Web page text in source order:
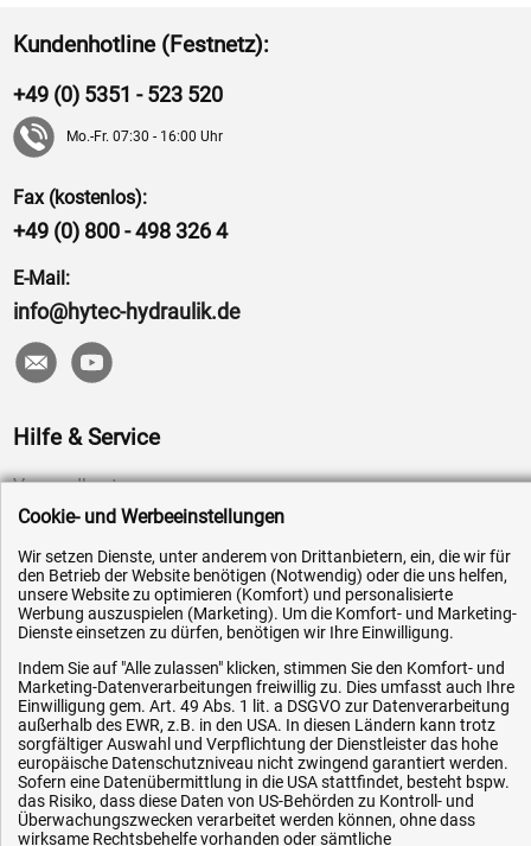
Kundenhotline (Festnetz):
+49 (0) 5351 - 523 520
Mo.-Fr. 07:30 - 16:00 Uhr
Fax (kostenlos):
+49 (0) 800 - 498 326 4
E-Mail:
info@hytec-hydraulik.de
Hilfe & Service
Versandkosten
Zahlungsarten
Service
AGB / Widerrufsrecht
Datenschutz
Impressum
Karriere
OEM-Ersatzteile
Technik-Hilfe
Downloads
Kontakt
Cookie- und Werbeeinstellungen
Wir setzen Dienste, unter anderem von Drittanbietern, ein, die wir für
den Betrieb der Website benötigen (Notwendig) oder die uns helfen,
unsere Website zu optimieren (Komfort) und personalisierte
Werbung auszuspielen (Marketing). Um die Komfort- und Marketing-
Dienste einsetzen zu dürfen, benötigen wir Ihre Einwilligung.
Indem Sie auf "Alle zulassen" klicken, stimmen Sie den Komfort- und
Marketing-Datenverarbeitungen freiwillig zu. Dies umfasst auch Ihre
Einwilligung gem. Art. 49 Abs. 1 lit. a DSGVO zur Datenverarbeitung
außerhalb des EWR, z.B. in den USA. In diesen Ländern kann trotz
sorgfältiger Auswahl und Verpflichtung der Dienstleister das hohe
europäische Datenschutzniveau nicht zwingend garantiert werden.
Sofern eine Datenübermittlung in die USA stattfindet, besteht bspw.
das Risiko, dass diese Daten von US-Behörden zu Kontroll- und
Überwachungszwecken verarbeitet werden können, ohne dass
wirksame Rechtsbehelfe vorhanden oder sämtliche